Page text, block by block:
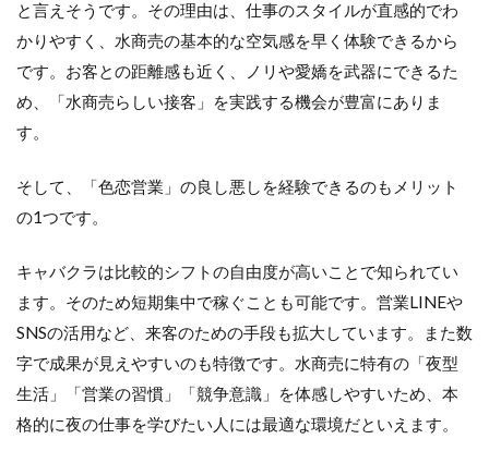
と言えそうです。その理由は、仕事のスタイルが直感的でわ
かりやすく、水商売の基本的な空気感を早く体験できるから
です。お客との距離感も近く、ノリや愛嬌を武器にできるた
め、「水商売らしい接客」を実践する機会が豊富にありま
す。
そして、「色恋営業」の良し悪しを経験できるのもメリット
の1つです。
キャバクラは比較的シフトの自由度が高いことで知られてい
ます。そのため短期集中で稼ぐことも可能です。営業LINEや
SNSの活用など、来客のための手段も拡大しています。また数
字で成果が見えやすいのも特徴です。水商売に特有の「夜型
生活」「営業の習慣」「競争意識」を体感しやすいため、本
格的に夜の仕事を学びたい人には最適な環境だといえます。